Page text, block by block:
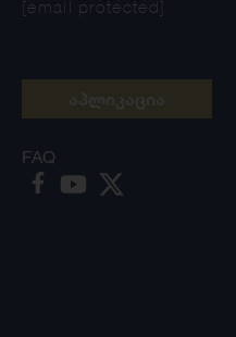
[email protected]
FAQ